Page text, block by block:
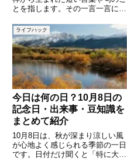
とを指します。その一言一言に
や心の在り方、人生観などが凝縮
されています。現代はスピードが
求められる時代ですが、ほんの少
し立ち止まって言葉に耳を傾ける
だ
ライフハック
今日は何の日？10月8日の
記念日・出来事・豆知識を
まとめて紹介
10月8日は、秋が深まり涼しい風
が心地よく感じられる季節の一日
です。日付だけ聞くと「特に大き